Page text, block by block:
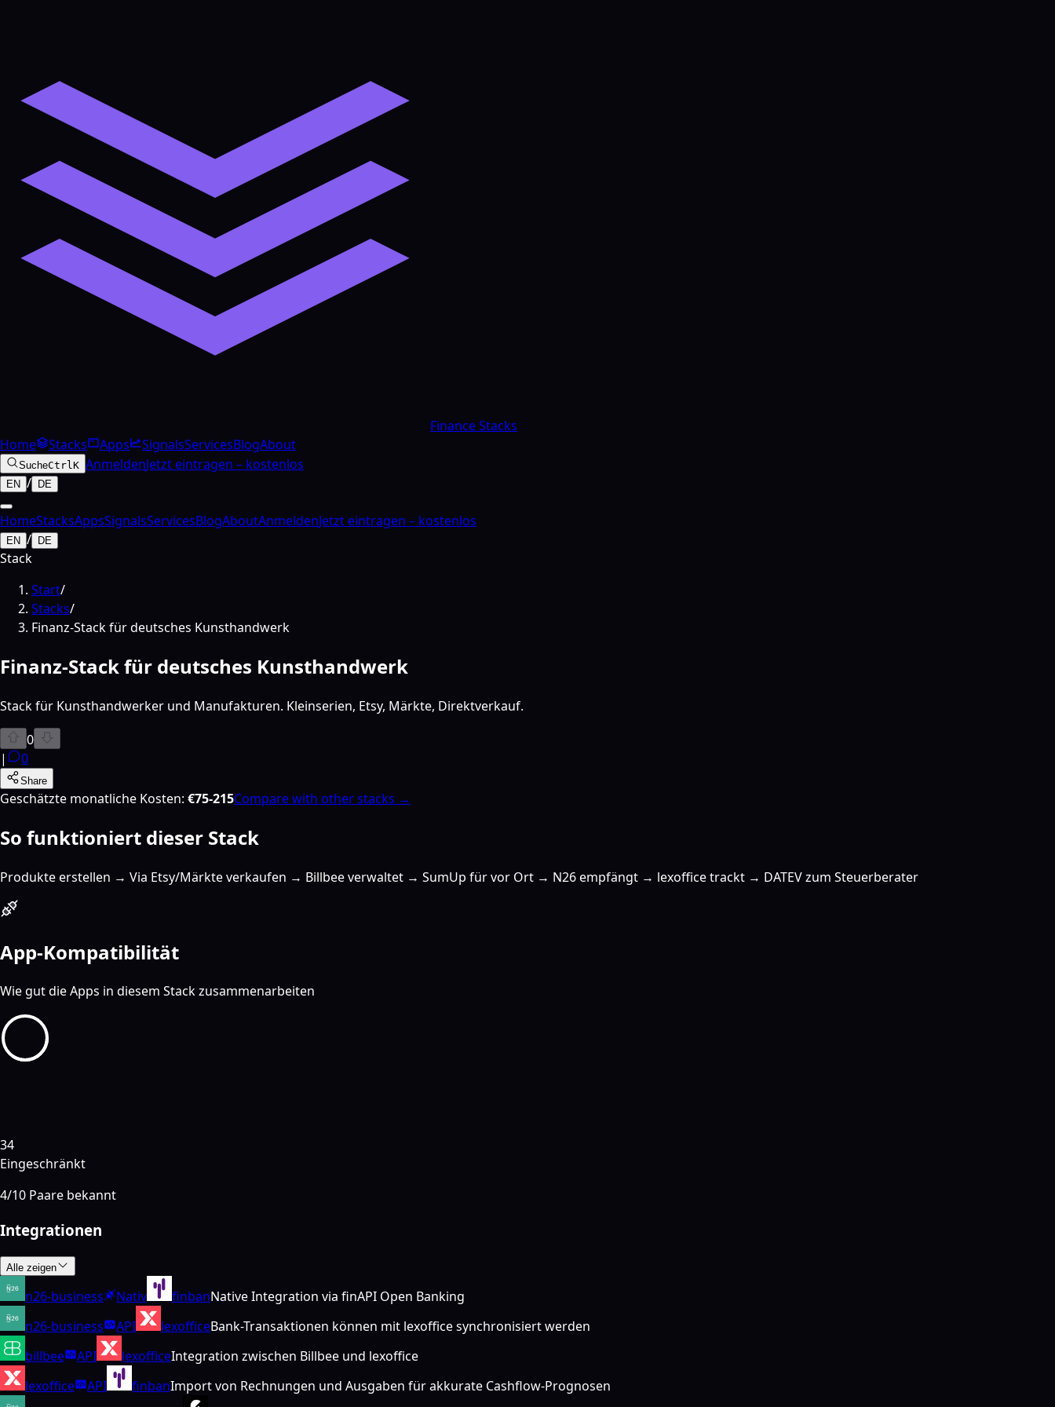
Finance Stacks
Home
Stacks Apps SignalsServicesBlogAbout
SucheCtrlK AnmeldenJetzt eintragen – kostenlos
EN / DE
HomeStacksAppsSignalsServicesBlogAboutAnmeldenJetzt eintragen – kostenlos
EN / DE
Stack
Start/
Stacks/
Finanz-Stack für deutsches Kunsthandwerk
Finanz-Stack für deutsches Kunsthandwerk
Stack für Kunsthandwerker und Manufakturen. Kleinserien, Etsy, Märkte, Direktverkauf.
0
|
0
Share
Geschätzte monatliche Kosten: €75-215Compare with other stacks →
So funktioniert dieser Stack
Produkte erstellen → Via Etsy/Märkte verkaufen → Billbee verwaltet → SumUp für vor Ort → N26 empfängt → lexoffice trackt → DATEV zum Steuerberater
App-Kompatibilität
Wie gut die Apps in diesem Stack zusammenarbeiten
34
Eingeschränkt
4/10 Paare bekannt
Integrationen
Alle zeigen
n26-business Nativ finbanNative Integration via finAPI Open Banking
n26-business
API lexofficeBank-Transaktionen können mit lexoffice synchronisiert werden
billbee
API lexofficeIntegration zwischen Billbee und lexoffice
lexoffice
API finbanImport von Rechnungen und Ausgaben für akkurate Cashflow-Prognosen